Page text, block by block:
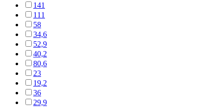
141
111
58
34,6
52,9
40,2
80,6
23
19,2
36
29,9